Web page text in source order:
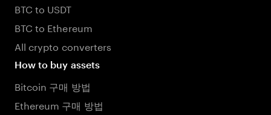
BTC to USDT
BTC to Ethereum
All crypto converters
How to buy assets
Bitcoin 구매 방법
Ethereum 구매 방법